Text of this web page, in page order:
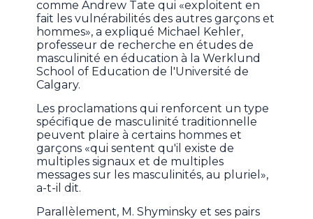
comme Andrew Tate qui «exploitent en
fait les vulnérabilités des autres garçons et
hommes», a expliqué Michael Kehler,
professeur de recherche en études de
masculinité en éducation à la Werklund
School of Education de l'Université de
Calgary.
Les proclamations qui renforcent un type
spécifique de masculinité traditionnelle
peuvent plaire à certains hommes et
garçons «qui sentent qu'il existe de
multiples signaux et de multiples
messages sur les masculinités, au pluriel»,
a-t-il dit.
Parallèlement, M. Shyminsky et ses pairs